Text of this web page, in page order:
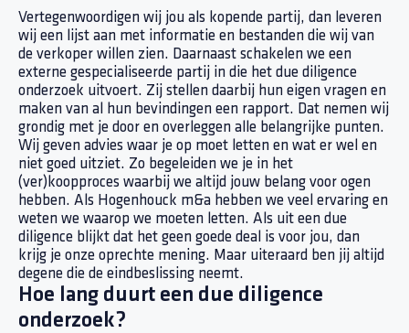
Vertegenwoordigen wij jou als kopende partij, dan leveren
wij een lijst aan met informatie en bestanden die wij van
de verkoper willen zien. Daarnaast schakelen we een
externe gespecialiseerde partij in die het due diligence
onderzoek uitvoert. Zij stellen daarbij hun eigen vragen en
maken van al hun bevindingen een rapport. Dat nemen wij
grondig met je door en overleggen alle belangrijke punten.
Wij geven advies waar je op moet letten en wat er wel en
niet goed uitziet. Zo begeleiden we je in het
(ver)koopproces waarbij we altijd jouw belang voor ogen
hebben. Als Hogenhouck m&a hebben we veel ervaring en
weten we waarop we moeten letten. Als uit een due
diligence blijkt dat het geen goede deal is voor jou, dan
krijg je onze oprechte mening. Maar uiteraard ben jij altijd
degene die de eindbeslissing neemt.
Hoe lang duurt een due diligence
onderzoek?